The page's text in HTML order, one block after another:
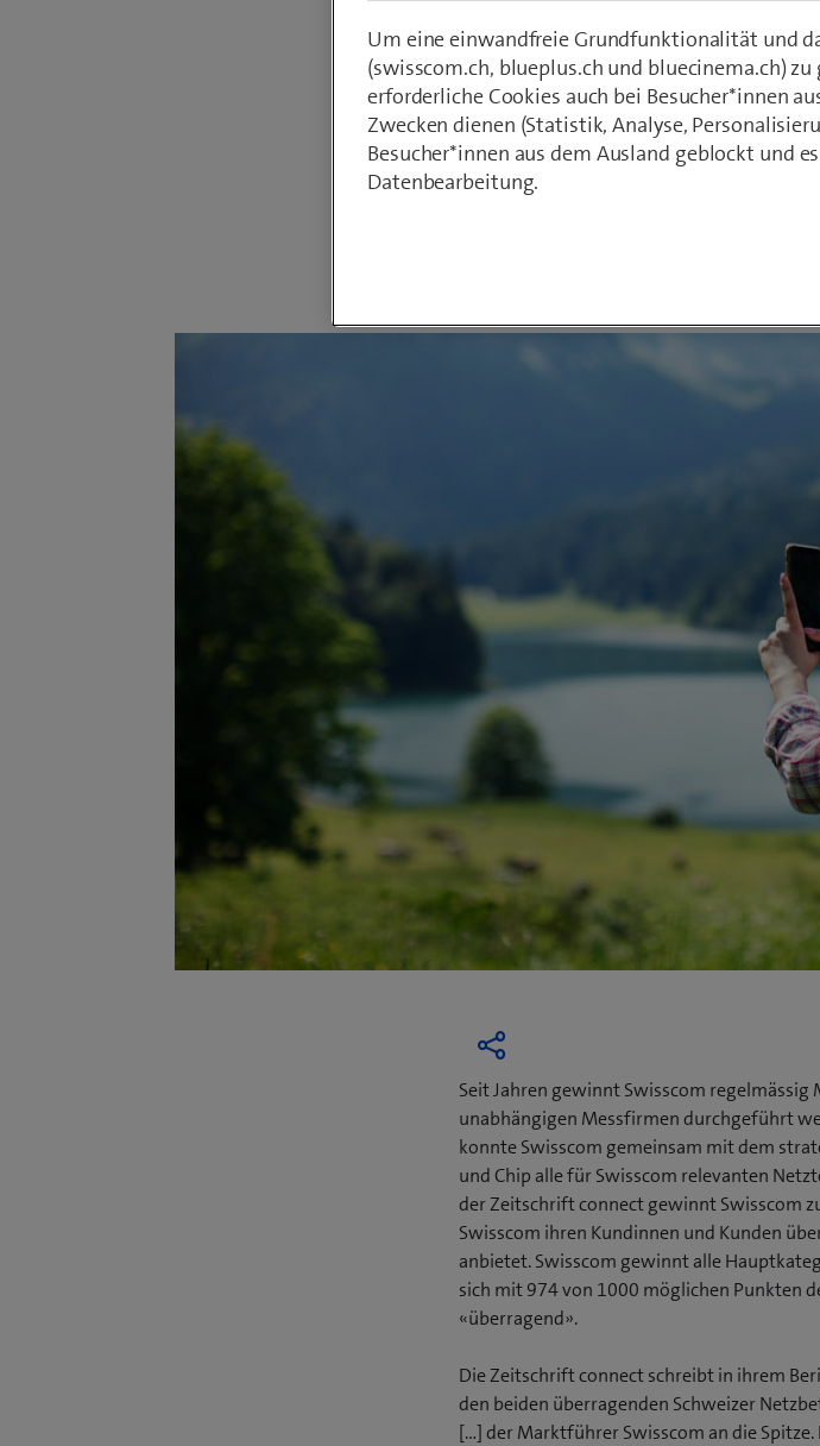
in eine Serie von
Jahr 2019 und davor gewonnen
Kundinnen und Kunden mit
Mobilfunkanbieter gewählt
Seit Jahren gewinnt Swisscom
unabhängigen Messfirmen durchgeführt
konnte Swisscom gemeinsam mit dem
und Chip alle für Swisscom relevanten
der Zeitschrift connect gewinnt Swisscom
Swisscom ihren Kundinnen und Kunden
anbietet. Swisscom gewinnt alle
sich mit 974 von 1000 möglichen Punkten
«überragend».
Die Zeitschrift connect schreibt in ihrem
den beiden überragenden Schweizer
[…] der Marktführer Swisscom an die
Um eine einwandfreie Grundfunktionalität und
(swisscom.ch, blueplus.ch und bluecinema.ch)
erforderliche Cookies auch bei Besucher*innen
Zwecken dienen (Statistik, Analyse,
Besucher*innen aus dem Ausland geblockt und
Datenbearbeitung.